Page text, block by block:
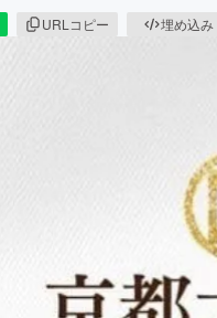
URLコピー 埋め込み